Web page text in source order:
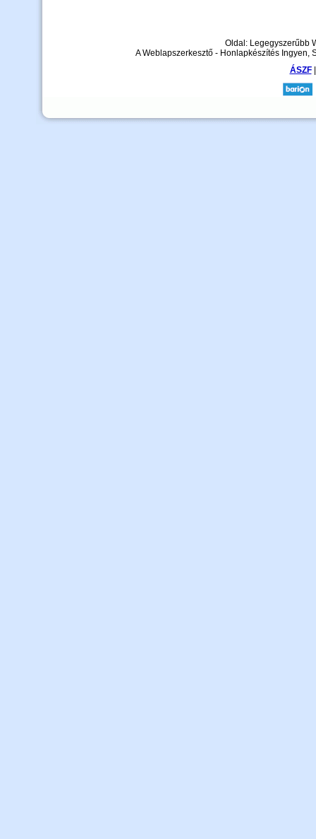
Oldal: Legegyszerűbb
A Weblapszerkesztő - Honlapkészítés Ingyen,
ÁSZF